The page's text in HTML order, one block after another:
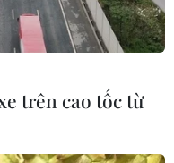
trên cao tốc từ